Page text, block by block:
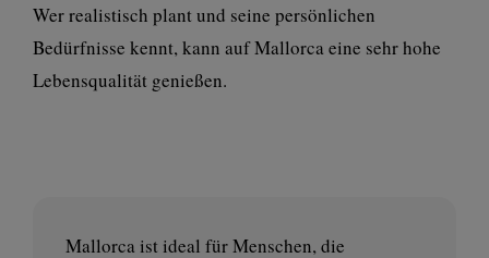
Wer realistisch plant und seine persönlichen
Bedürfnisse kennt, kann auf Mallorca eine sehr hohe
Lebensqualität genießen.
Mallorca ist ideal für Menschen, die